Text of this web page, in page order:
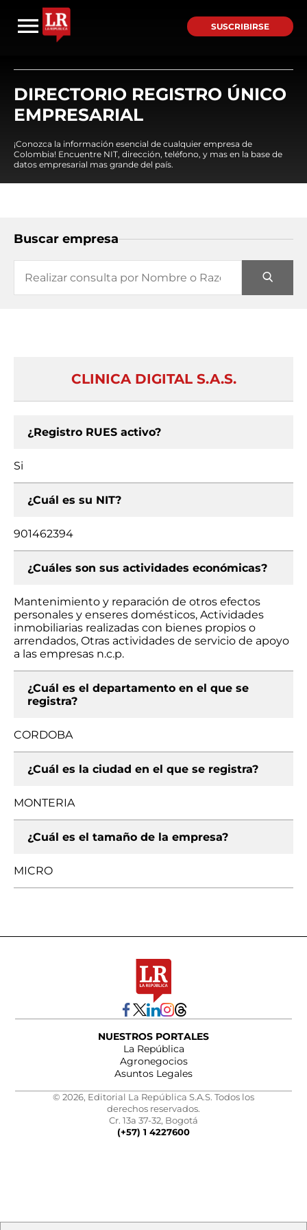
SUSCRIBIRSE
DIRECTORIO REGISTRO ÚNICO
EMPRESARIAL
¡Conozca la información esencial de cualquier empresa de
Colombia! Encuentre NIT, dirección, teléfono, y mas en la base de
datos empresarial mas grande del país.
Buscar empresa
CLINICA DIGITAL S.A.S.
¿Registro RUES activo?
Si
¿Cuál es su NIT?
901462394
¿Cuáles son sus actividades económicas?
Mantenimiento y reparación de otros efectos
personales y enseres domésticos, Actividades
inmobiliarias realizadas con bienes propios o
arrendados, Otras actividades de servicio de apoyo
a las empresas n.c.p.
¿Cuál es el departamento en el que se
registra?
CORDOBA
¿Cuál es la ciudad en el que se registra?
MONTERIA
¿Cuál es el tamaño de la empresa?
MICRO
NUESTROS PORTALES
La República
Agronegocios
Asuntos Legales
© 2026, Editorial La República S.A.S. Todos los
derechos reservados.
Cr. 13a 37-32, Bogotá
(+57) 1 4227600